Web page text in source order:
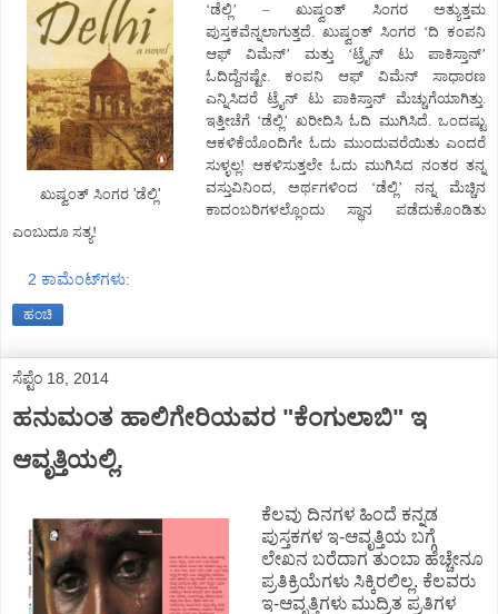
ಖುಷ್ವಂತ್ ಸಿಂಗರ 'ಡೆಲ್ಲಿ'
‘ಡೆಲ್ಲಿ’ – ಖುಷ್ವಂತ್ ಸಿಂಗರ ಅತ್ಯುತ್ತಮ
ಪುಸ್ತಕವೆನ್ನಲಾಗುತ್ತದೆ. ಖುಷ್ವಂತ್ ಸಿಂಗರ ‘ದಿ ಕಂಪನಿ
ಆಫ್ ವಿಮೆನ್’ ಮತ್ತು ‘ಟ್ರೈನ್ ಟು ಪಾಕಿಸ್ತಾನ್’
ಓದಿದ್ದೆನಷ್ಟೇ. ಕಂಪನಿ ಆಫ್ ವಿಮೆನ್ ಸಾಧಾರಣ
ಎನ್ನಿಸಿದರೆ ಟ್ರೈನ್ ಟು ಪಾಕಿಸ್ತಾನ್ ಮೆಚ್ಚುಗೆಯಾಗಿತ್ತು.
ಇತ್ತೀಚೆಗೆ ‘ಡೆಲ್ಲಿ’ ಖರೀದಿಸಿ ಓದಿ ಮುಗಿಸಿದೆ. ಒಂದಷ್ಟು
ಆಕಳಿಕೆಯೊಂದಿಗೇ ಓದು ಮುಂದುವರೆಯಿತು ಎಂದರೆ
ಸುಳ್ಳಲ್ಲ! ಆಕಳಿಸುತ್ತಲೇ ಓದು ಮುಗಿಸಿದ ನಂತರ ತನ್ನ
ವಸ್ತುವಿನಿಂದ, ಅರ್ಥಗಳಿಂದ ‘ಡೆಲ್ಲಿ’ ನನ್ನ ಮೆಚ್ಚಿನ
ಕಾದಂಬರಿಗಳಲ್ಲೊಂದು ಸ್ಥಾನ ಪಡೆದುಕೊಂಡಿತು
ಎಂಬುದೂ ಸತ್ಯ!
2 ಕಾಮೆಂಟ್‌ಗಳು:
ಹಂಚಿ
ಸೆಪ್ಟೆಂ 18, 2014
ಹನುಮಂತ ಹಾಲಿಗೇರಿಯವರ "ಕೆಂಗುಲಾಬಿ" ಇ
ಆವೃತ್ತಿಯಲ್ಲಿ.
ಕೆಲವು ದಿನಗಳ ಹಿಂದೆ ಕನ್ನಡ
ಪುಸ್ತಕಗಳ ಇ-ಆವೃತ್ತಿಯ ಬಗ್ಗೆ
ಲೇಖನ ಬರೆದಾಗ ತುಂಬಾ ಹೆಚ್ಚೇನೂ
ಪ್ರತಿಕ್ರಿಯೆಗಳು ಸಿಕ್ಕಿರಲಿಲ್ಲ. ಕೆಲವರು
ಇ-ಆವೃತ್ತಿಗಳು ಮುದ್ರಿತ ಪ್ರತಿಗಳ